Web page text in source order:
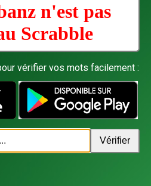
n'est pas
Scrabble
vérifier vos mots facilement :